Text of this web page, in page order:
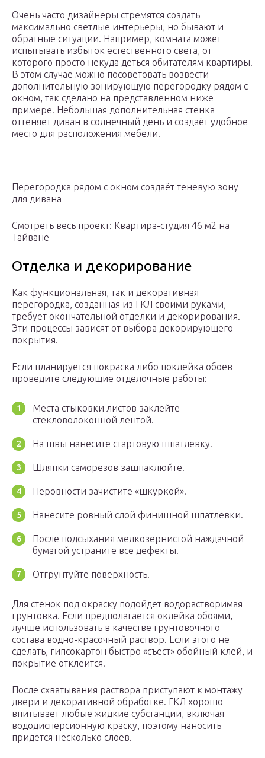
Очень часто дизайнеры стремятся создать
максимально светлые интерьеры, но бывают и
обратные ситуации. Например, комната может
испытывать избыток естественного света, от
которого просто некуда деться обитателям квартиры.
В этом случае можно посоветовать возвести
дополнительную зонирующую перегородку рядом с
окном, так сделано на представленном ниже
примере. Небольшая дополнительная стенка
оттеняет диван в солнечный день и создаёт удобное
место для расположения мебели.
Перегородка рядом с окном создаёт теневую зону
для дивана
Смотреть весь проект: Квартира-студия 46 м2 на
Тайване
Отделка и декорирование
Как функциональная, так и декоративная
перегородка, созданная из ГКЛ своими руками,
требует окончательной отделки и декорирования.
Эти процессы зависят от выбора декорирующего
покрытия.
Если планируется покраска либо поклейка обоев
проведите следующие отделочные работы:
Места стыковки листов заклейте
стекловолоконной лентой.
На швы нанесите стартовую шпатлевку.
Шляпки саморезов зашпаклюйте.
Неровности зачистите «шкуркой».
Нанесите ровный слой финишной шпатлевки.
После подсыхания мелкозернистой наждачной
бумагой устраните все дефекты.
Отгрунтуйте поверхность.
Для стенок под окраску подойдет водорастворимая
грунтовка. Если предполагается оклейка обоями,
лучше использовать в качестве грунтовочного
состава водно-красочный раствор. Если этого не
сделать, гипсокартон быстро «съест» обойный клей, и
покрытие отклеится.
После схватывания раствора приступают к монтажу
двери и декоративной обработке. ГКЛ хорошо
впитывает любые жидкие субстанции, включая
вододисперсионную краску, поэтому наносить
придется несколько слоев.